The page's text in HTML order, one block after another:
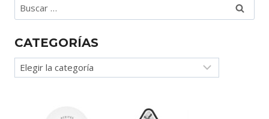
Buscar:
CATEGORÍAS
Categorías